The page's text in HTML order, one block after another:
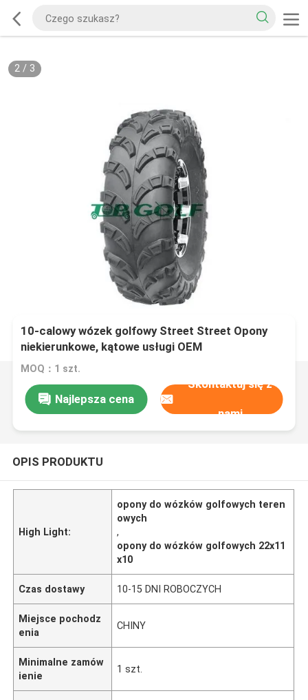
2/ 3
10-calowy wózek golfowy Street Street Opony
niekierunkowe, kątowe usługi OEM
MOQ：1 szt.
Najlepsza cena
Skontaktuj się z
nami
OPIS PRODUKTU
High Light:
opony do wózków golfowych teren
owych
,
opony do wózków golfowych 22x11
x10
Czas dostawy 10-15 DNI ROBOCZYCH
Miejsce pochodz
enia
CHINY
Minimalne zamów
ienie
1 szt.